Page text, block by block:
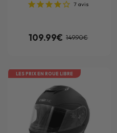
7avis
109.99€ 149.90€
LES PRIX EN ROUE LIBRE